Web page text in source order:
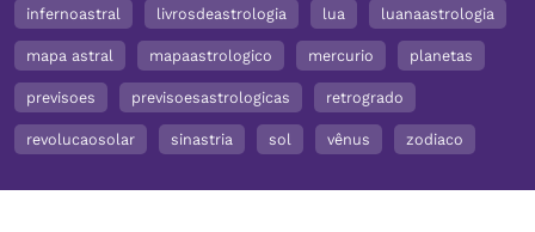
infernoastral livrosdeastrologia lua luanaastrologia
mapa astral mapaastrologico mercurio planetas
previsoes previsoesastrologicas retrogrado
revolucaosolar sinastria sol vênus zodiaco